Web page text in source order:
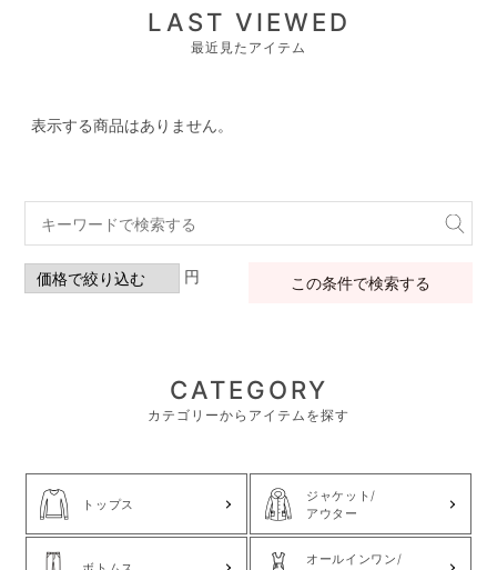
LAST VIEWED
最近見たアイテム
表示する商品はありません。
円 この条件で検索する
CATEGORY
カテゴリーからアイテムを探す
トップス
ジャケット/
アウター
オールインワン/